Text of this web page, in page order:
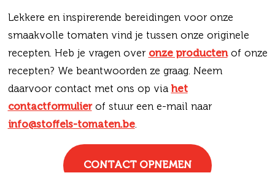
Lekkere en inspirerende bereidingen voor onze
smaakvolle tomaten vind je tussen onze originele
recepten. Heb je vragen over onze productenof onze
recepten? We beantwoorden ze graag. Neem
daarvoor contact met ons op via het
contactformulierof stuur een e-mail naar
info@stoffels-tomaten.be.
CONTACT OPNEMEN